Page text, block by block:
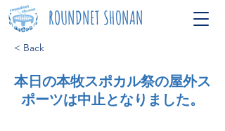
ROUNDNET SHONAN
< Back
本日の本牧スポカル祭の屋外ス
ポーツは中止となりました。